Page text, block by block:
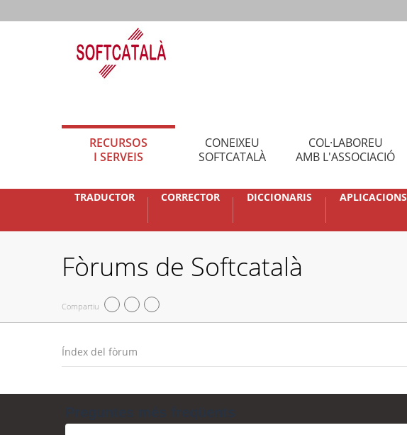
RECURSOS
I SERVEIS
CONEIXEU
SOFTCATALÀ
COL·LABOREU
AMB L'ASSOCIACIÓ
TRADUCTOR CORRECTOR DICCIONARIS APLICACIONS
Fòrums de Softcatalà
Compartiu
Índex del fòrum